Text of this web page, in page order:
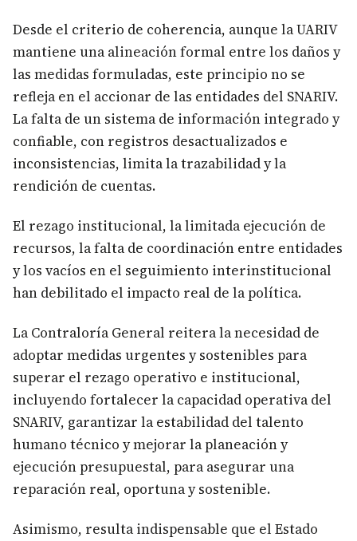
Desde el criterio de coherencia, aunque la UARIV
mantiene una alineación formal entre los daños y
las medidas formuladas, este principio no se
refleja en el accionar de las entidades del SNARIV.
La falta de un sistema de información integrado y
confiable, con registros desactualizados e
inconsistencias, limita la trazabilidad y la
rendición de cuentas.
El rezago institucional, la limitada ejecución de
recursos, la falta de coordinación entre entidades
y los vacíos en el seguimiento interinstitucional
han debilitado el impacto real de la política.
La Contraloría General reitera la necesidad de
adoptar medidas urgentes y sostenibles para
superar el rezago operativo e institucional,
incluyendo fortalecer la capacidad operativa del
SNARIV, garantizar la estabilidad del talento
humano técnico y mejorar la planeación y
ejecución presupuestal, para asegurar una
reparación real, oportuna y sostenible.
Asimismo, resulta indispensable que el Estado